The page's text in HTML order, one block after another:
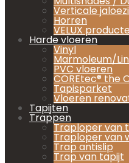
Verticale
Horren
VELUX
Harde vloeren
Vinyl
Marmoleum/
PVC vloeren
COREtec® the
Tapisparket
Vloeren
Tapijten
Trappen
Traploper van
Traploper van
Trap antislip
Trap van tapijt